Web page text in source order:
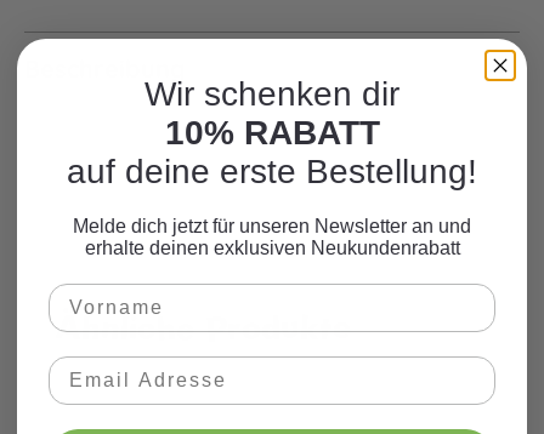
Produktgalerie überspringen
Ähnliche Produkte
Wir schenken dir
10% RABATT
auf deine erste Bestellung!
Melde dich jetzt für unseren Newsletter an und
erhalte deinen exklusiven Neukundenrabatt